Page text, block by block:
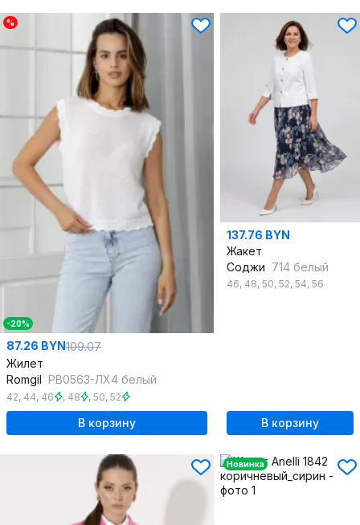
%
-20%
87.26 BYN109.07
Жилет
Romgil РВ0563-ЛХ4 белый
42, 44, 46 , 48 , 50, 52
В корзину
137.76 BYN
Жакет
Соджи 714 белый
46, 48, 50, 52, 54, 56
В корзину
Новинка